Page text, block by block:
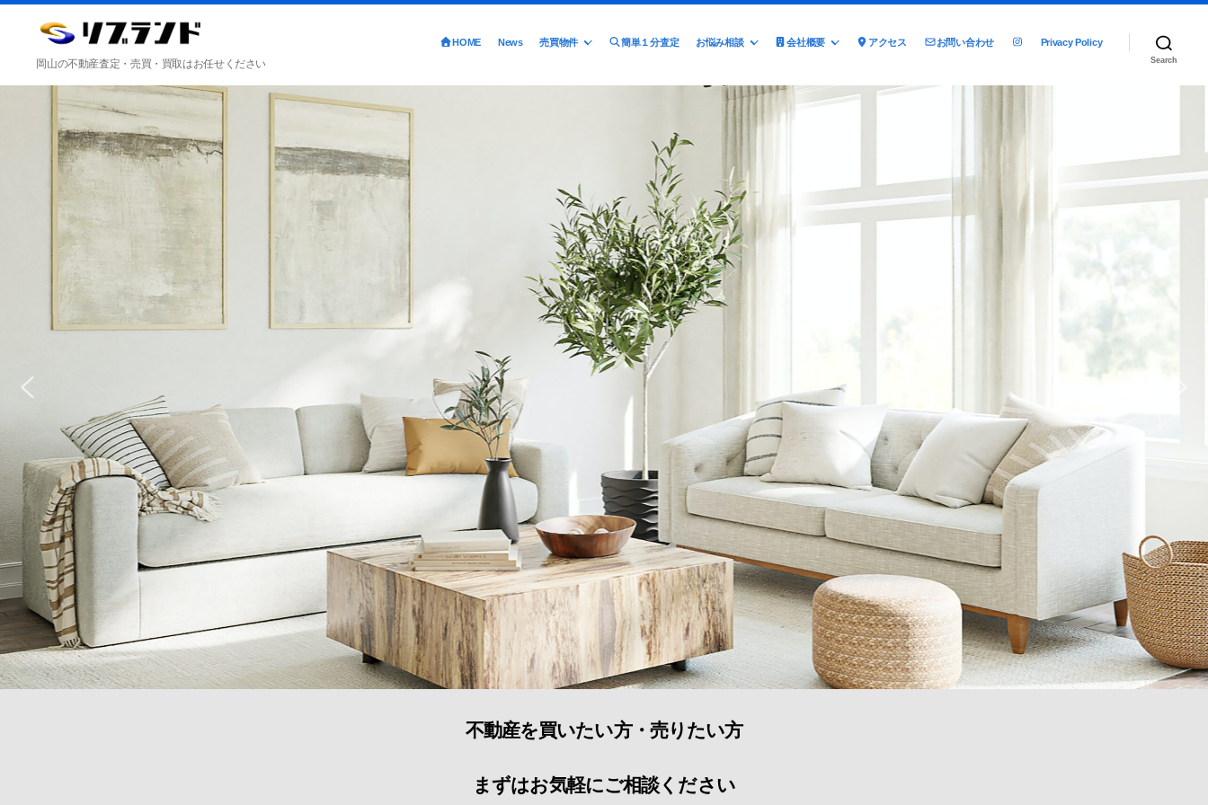
合
同
会
岡山の不動産査定・売買・買取はお任せください
HOME News 売買物件 簡単１分査定 お悩み相談 会社概要 アクセス お問い合わせ Privacy Policy
Search
不動産を買いたい方・売りたい方
まずはお気軽にご相談ください